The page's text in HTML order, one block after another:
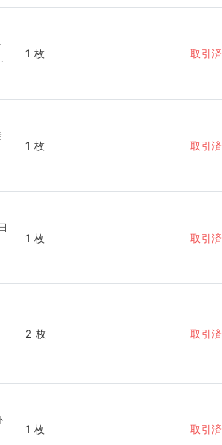
1 枚 取引済
1 枚 取引済
1 枚 取引済
2 枚 取引済
1 枚 取引済